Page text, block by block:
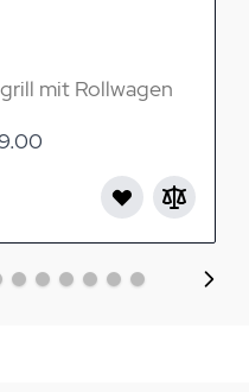
mit Rollwagen